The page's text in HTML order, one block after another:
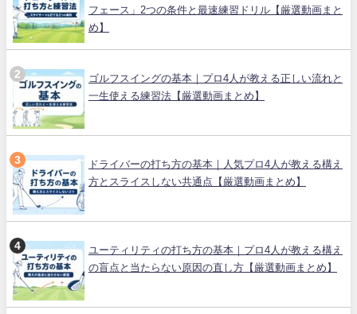
フェース」2つの条件と最速練習ドリル【厳選動画まと
め】
ゴルフスイングの基本｜プロ4人が教える正しい流れと
一生使える練習法【厳選動画まとめ】
ドライバーの打ち方の基本｜人気プロ4人が教える構え
方とスライスしない共通点【厳選動画まとめ】
ユーティリティの打ち方の基本｜プロ4人が教える構え
の盲点と当たらない原因の直し方【厳選動画まとめ】